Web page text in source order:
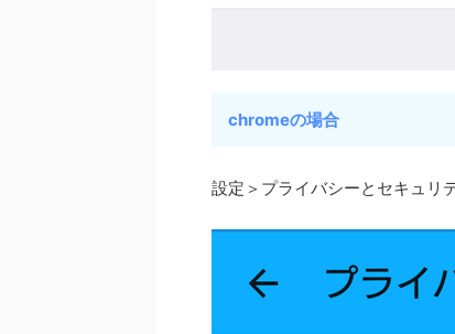
chromeの場合
設定＞プライバシーとセキュリ